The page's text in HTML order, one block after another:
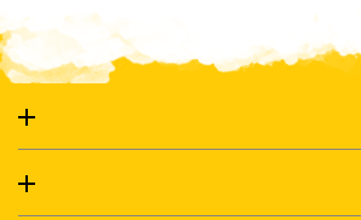
ל3 גבהים שונים, מדף עץ, גזיה איכותית ותיקים
מאולתרים מדיסקיות מחרשה, מסורת
אם תרצו לבשל בעמידה, בישיבה, על
אחידה, סדרת הדיסקו מתקדמת.